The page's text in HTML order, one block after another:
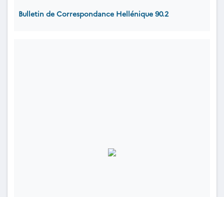
Bulletin de Correspondance Hellénique 90.2